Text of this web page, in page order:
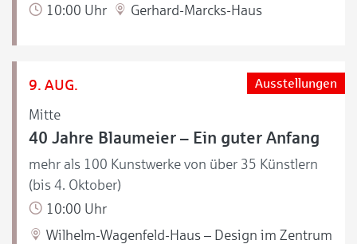
10:00 Uhr
Gerhard-Marcks-Haus
9. AUG.
Mitte
Ausstellungen
40 Jahre Blaumeier – Ein guter Anfang
mehr als 100 Kunstwerke von über 35 Künstlern
(bis 4. Oktober)
10:00 Uhr
Wilhelm-Wagenfeld-Haus – Design im Zentrum